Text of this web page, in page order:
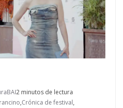
2 minutos de lectura
,Crónica de festival,